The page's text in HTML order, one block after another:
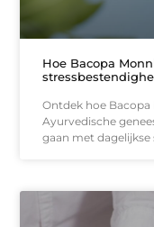
Hoe Bacopa
Ontdek hoe
Ayurvedische
gaan met dagelijkse